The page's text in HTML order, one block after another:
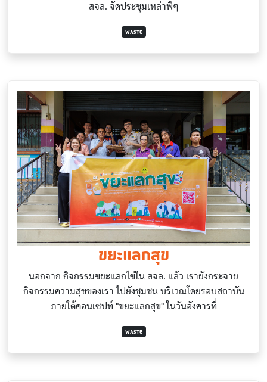
สจล. จัดประชุมเหล่าพี่ๆ
WASTE
ขยะแลกสุข
นอกจาก กิจกรรมขยะแลกไข่ใน สจล. แล้ว เรายังกระจาย
กิจกรรมความสุขของเรา ไปยังชุมชน บริเวณโดยรอบสถาบัน
ภายใต้คอนเซปท์ "ขยะแลกสุข" ในวันอังคารที่
WASTE